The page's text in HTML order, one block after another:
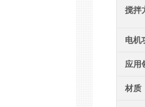
搅拌
电机
应用
材质